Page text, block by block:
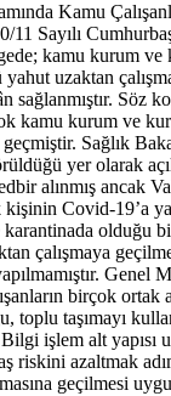
Kamu
Sayılı
kamu kurum ve
uzaktan
sağlanmıştır. Söz
kamu kurum ve
Sağlık
yer olarak
alınmış ancak
Covid-19’a
olduğu
çalışmaya
Genel
birçok ortak
toplu taşımayı
işlem alt yapısı
riskini azaltmak
geçilmesi